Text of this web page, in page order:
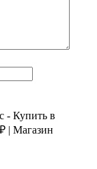
- Купить в
| Магазин